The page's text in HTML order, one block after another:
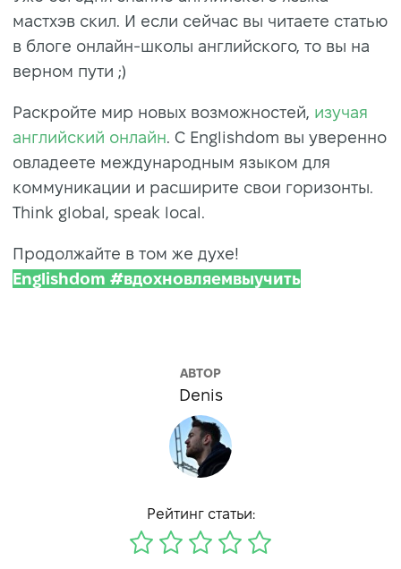
мастхэв скил. И если сейчас вы читаете статью
в блоге онлайн-школы английского, то вы на
верном пути ;)
Раскройте мир новых возможностей, изучая
английский онлайн . С Englishdom вы уверенно
овладеете международным языком для
коммуникации и расширите свои горизонты.
Think global, speak local.
Продолжайте в том же духе!
Englishdom #вдохновляемвыучить
АВТОР
Denis
Рейтинг статьи: